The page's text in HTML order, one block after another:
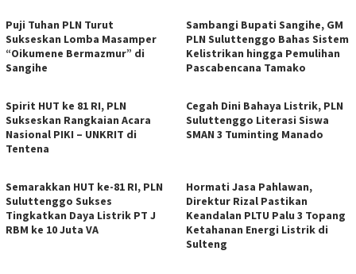
Puji Tuhan PLN Turut
Sukseskan Lomba Masamper
“Oikumene Bermazmur” di
Sangihe
Sambangi Bupati Sangihe, GM
PLN Suluttenggo Bahas Sistem
Kelistrikan hingga Pemulihan
Pascabencana Tamako
Spirit HUT ke 81 RI, PLN
Sukseskan Rangkaian Acara
Nasional PIKI – UNKRIT di
Tentena
Cegah Dini Bahaya Listrik, PLN
Suluttenggo Literasi Siswa
SMAN 3 Tuminting Manado
Semarakkan HUT ke-81 RI, PLN
Suluttenggo Sukses
Tingkatkan Daya Listrik PT J
RBM ke 10 Juta VA
Hormati Jasa Pahlawan,
Direktur Rizal Pastikan
Keandalan PLTU Palu 3 Topang
Ketahanan Energi Listrik di
Sulteng